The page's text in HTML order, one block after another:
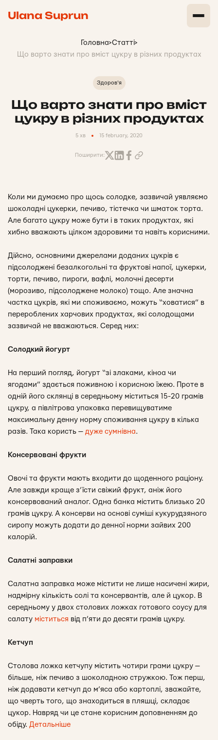
Ulana Suprun
Головна>Статті>
Що варто знати про вміст цукру в різних продуктах
Здоров'я
Що варто знати про вміст
цукру в різних продуктах
5 хв 15 february, 2020
Поширити:
Коли ми думаємо про щось солодке, зазвичай уявляємо
шоколадні цукерки, печиво, тістечка чи шматок торта.
Але багато цукру може бути і в таких продуктах, які
хибно вважають цілком здоровими та навіть корисними.
Дійсно, основними джерелами доданих цукрів є
підсолоджені безалкогольні та фруктові напої, цукерки,
торти, печиво, пироги, вафлі, молочні десерти
(морозиво, підсолоджене молоко) тощо. Але значна
частка цукрів, які ми споживаємо, можуть “ховатися” в
перероблених харчових продуктах, які солодощами
зазвичай не вважаються. Серед них:
Солодкий йогурт
На перший погляд, йогурт “зі злаками, кіноа чи
ягодами” здається поживною і корисною їжею. Проте в
одній його склянці в середньому міститься 15-20 грамів
цукру, а півлітрова упаковка перевищуватиме
максимальну денну норму споживання цукру в кілька
разів. Така користь — дуже сумнівна.
Консервовані фрукти
Овочі та фрукти мають входити до щоденного раціону.
Але завжди краще з’їсти свіжий фрукт, аніж його
консервований аналог. Одна банка містить близько 20
грамів цукру. А консерви на основі суміші кукурудзяного
сиропу можуть додати до денної норми зайвих 200
калорій.
Салатні заправки
Салатна заправка може містити не лише насичені жири,
надмірну кількість солі та консервантів, але й цукор. В
середньому у двох столових ложках готового соусу для
салату міститься від п’яти до десяти грамів цукру.
Кетчуп
Столова ложка кетчупу містить чотири грами цукру —
більше, ніж печиво з шоколадною стружкою. Тож перш,
ніж додавати кетчуп до м’яса або картоплі, зважайте,
що чверть того, що знаходиться в пляшці, складає
цукор. Навряд чи це стане корисним доповненням до
обіду. Детальніше